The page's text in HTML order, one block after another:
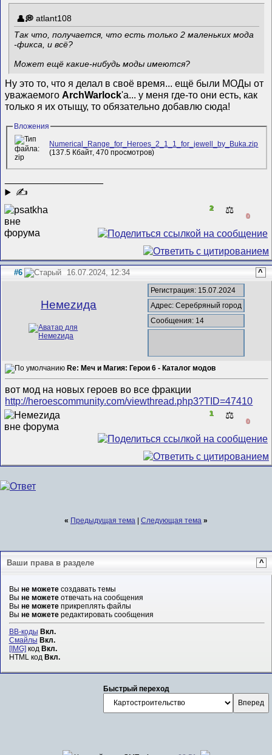
atlant108
Так что, получается, что есть только 2 маленьких мода
-фикса, и всё?
Может ещё какие-нибудь моды имеются?
Ну это то, что я делал в своё время... ещё были МОДы от
уважаемогоArchWarlock'а... у меня где-то они есть, как
только я их отыщу, то обязательно добавлю сюда!
Вложения
Numerical_Range_for_Heroes_2_1_1_for_jewell_by_Buka.zip
(137.5 Кбайт, 470 просмотров)
✍
2 ⚖️
0
#6 16.07.2024, 12:34 ^
Немеzида
Регистрация: 15.07.2024
Адрес: Серебряный город
Сообщения: 14
Re: Меч и Магия: Герои 6 - Каталог модов
вот мод на новых героев во все фракции
http://heroescommunity.com/viewthread.php3?TID=47410
1 ⚖️
0
« Предыдущая тема Следующая тема »
Ваши права в разделе ^
Вы не можетесоздавать темы
Вы не можетеотвечать на сообщения
Вы не можетеприкреплять файлы
Вы не можетередактировать сообщения
BB-коды Вкл.
Смайлы Вкл.
[IMG] код Вкл.
HTML код Вкл.
Быстрый переход